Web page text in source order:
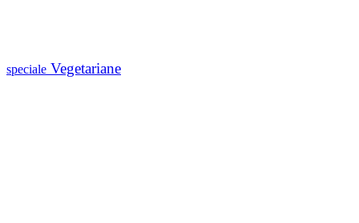
speciale Vegetariane